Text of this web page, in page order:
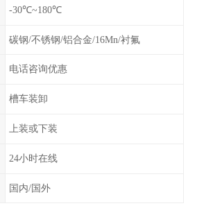
-30℃~180℃
碳钢/不锈钢/铝合金/16Mn/衬氟
电话咨询优惠
槽车装卸
上装或下装
24小时在线
国内/国外